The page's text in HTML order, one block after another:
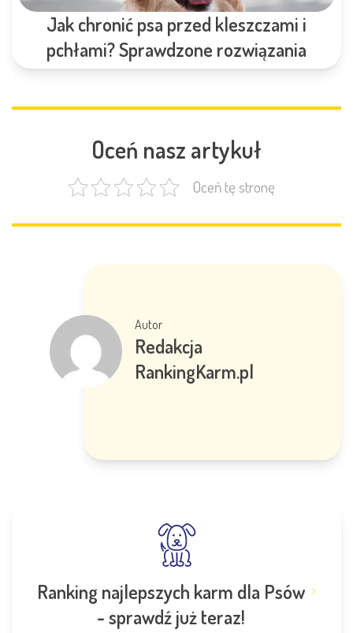
Jak chronić psa przed kleszczami i
pchłami? Sprawdzone rozwiązania
Oceń nasz artykuł
Oceń tę stronę
Autor
Redakcja
RankingKarm.pl
Ranking najlepszych karm dla Psów
- sprawdź już teraz!